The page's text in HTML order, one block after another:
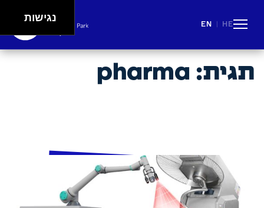
HE
EN
תגית: pharma
נגישות